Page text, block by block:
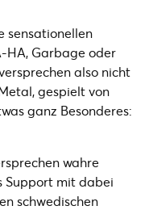
sensationellen
HA, Garbage oder
also nicht
gespielt von
ganz Besonderes:
wahre
Support mit dabei
schwedischen